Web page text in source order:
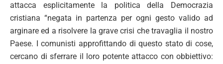
attacca esplicitamente la politica della Democrazia
cristiana “negata in partenza per ogni gesto valido ad
arginare ed a risolvere la grave crisi che travaglia il nostro
Paese. I comunisti approfittando di questo stato di cose,
cercano di sferrare il loro potente attacco con obbiettivo: